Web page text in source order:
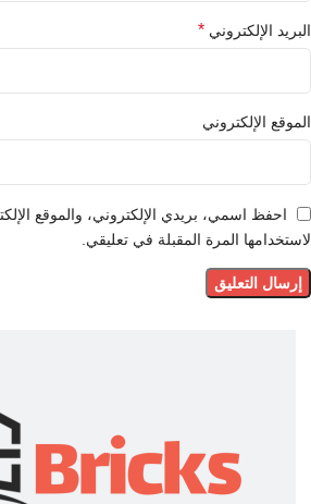
البريد الإلكتروني *
الموقع الإلكتروني
احفظ اسمي، بريدي الإلكتروني، والموقع
لاستخدامها المرة المقبلة في تعليقي.